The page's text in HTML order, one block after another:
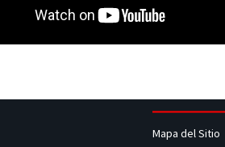
Mapa del Sitio